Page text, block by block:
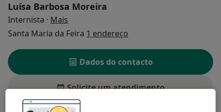
Luísa Barbosa Moreira
Internista · Mais
Santa Maria da Feira 1 endereço
Dados do contacto
Solicite um atendimento